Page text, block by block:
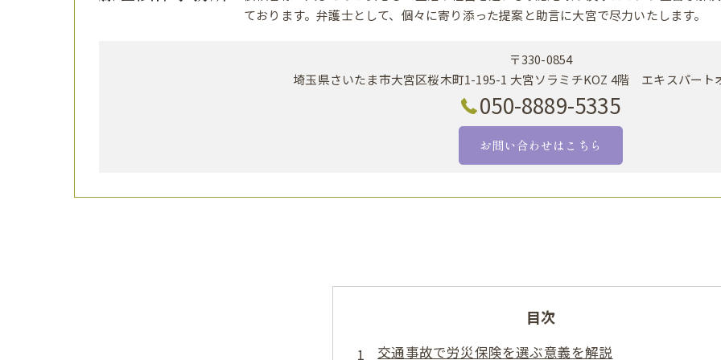
ております。弁護士として、個々に寄り添った提案と助言に大宮で尽力いたします。
〒330-0854
埼玉県さいたま市大宮区桜木町1-195-1 大宮ソラミチKOZ 4階 エキスパート
050-8889-5335
お問い合わせはこちら
目次
交通事故で労災保険を選ぶ意義を解説